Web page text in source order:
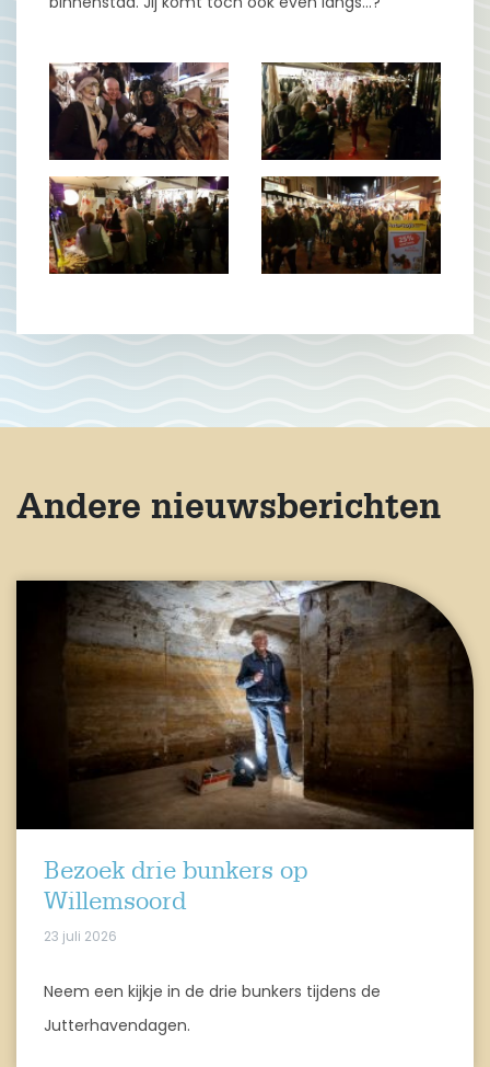
Andere nieuwsberichten
Bezoek drie bunkers op
Willemsoord
23 juli 2026
Neem een kijkje in de drie bunkers tijdens de
Jutterhavendagen.